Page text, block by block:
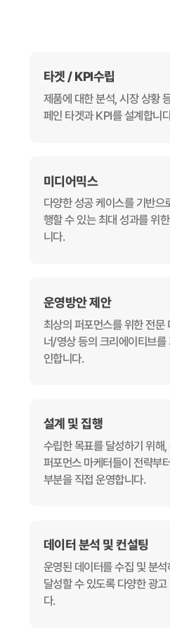
타겟 / KPI수립
제품에 대한 분석, 시장 상황
페인 타겟과 KPI를 설계합니
미디어믹스
다양한 성공 케이스를 기반으
행할 수 있는 최대 성과를 위
니다.
운영방안 제안
최상의 퍼포먼스를 위한 전문
너/영상 등의 크리에이티브
인합니다.
설계 및 집행
수립한 목표를 달성하기 위해
퍼포먼스 마케터들이 전략부
부분을 직접 운영합니다.
데이터 분석 및 컨설팅
운영된 데이터를 수집 및 분
달성할 수 있도록 다양한 광
다.